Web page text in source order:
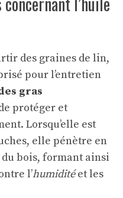
des graines de lin,
pour l’entretien
gras
protéger et
Lorsqu’elle est
elle pénètre en
bois, formant ainsi
l’humiditéet les